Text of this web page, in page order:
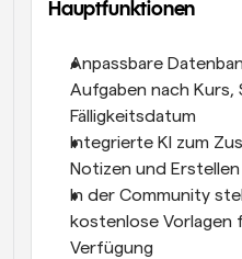
Hauptfunktionen
Anpassbare
Aufgaben nach Kurs,
Fälligkeitsdatum
Integrierte KI zum
Notizen und
In der Community
kostenlose Vorlagen
Verfügung